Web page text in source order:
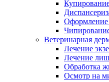
Оформление
Ветеринарная
Лечение
Лечение
Обработка
Осмотр на